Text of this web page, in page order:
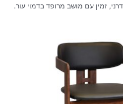
זמין עם מושב מרופד בדמוי עור.